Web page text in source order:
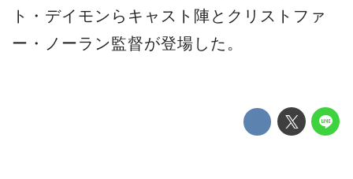
ト・デイモン らキャスト陣と クリストファ
ー・ノーラン監督が登場した。